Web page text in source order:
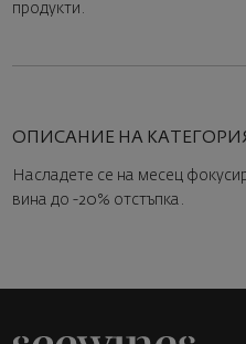
продукти.
ОПИСАНИЕ НА
Насладете се на месец
вина до -20% отстъпка.